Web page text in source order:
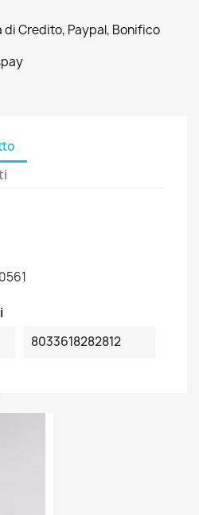
di Credito, Paypal, Bonifico
8033618282812